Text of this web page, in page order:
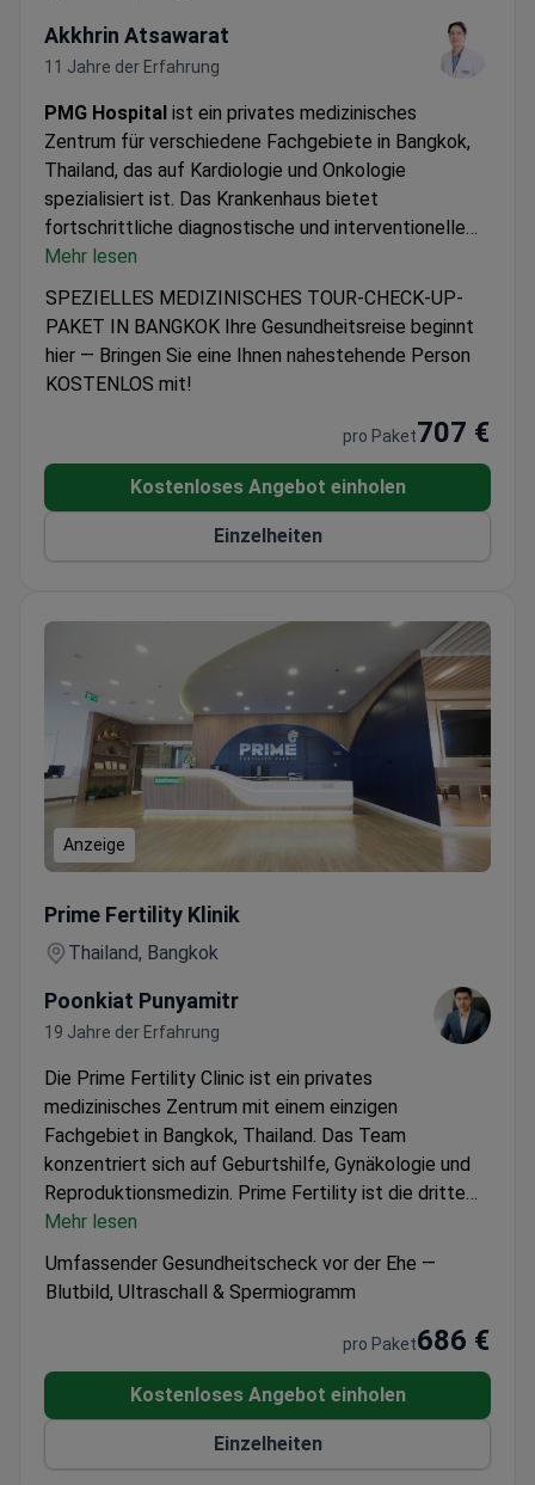
Akkhrin Atsawarat
11 Jahre der Erfahrung
PMG Hospital ist ein privates medizinisches
Zentrum für verschiedene Fachgebiete in Bangkok,
Thailand, das auf Kardiologie und Onkologie
spezialisiert ist. Das Krankenhaus bietet
fortschrittliche diagnostische und interventionelle
Verfahren an, darunter Koronarangiographie und
Karotisangioplastie mit Stenting. Das PMG Hospital
behandelt ausschließlich Erwachsene und wird am
häufigsten von Patienten aus Asien gewählt.
Mehr lesen
SPEZIELLES MEDIZINISCHES TOUR-CHECK-UP-
PAKET IN BANGKOK Ihre Gesundheitsreise beginnt
hier — Bringen Sie eine Ihnen nahestehende Person
KOSTENLOS mit!
pro Paket707 €
Kostenloses Angebot einholen
Einzelheiten
Anzeige
Prime Fertility Klinik
Thailand, Bangkok
Poonkiat Punyamitr
19 Jahre der Erfahrung
Die Prime Fertility Clinic ist ein privates
medizinisches Zentrum mit einem einzigen
Fachgebiet in Bangkok, Thailand. Das Team
konzentriert sich auf Geburtshilfe, Gynäkologie und
Reproduktionsmedizin. Prime Fertility ist die dritte
eigenständige Klinik in Thailand und die sechste
weltweit, die die JCI-Akkreditierung für ambulante
Versorgung erhalten hat. Die Klinik behandelt
ausschließlich Erwachsene. Jedes Jahr entscheiden
sich 4.000 Patienten für ihre medizinische
besuchen Patienten aus Asien, den USA, Kanada und
Australien die Klinik.
Mehr lesen
Umfassender Gesundheitscheck vor der Ehe —
Blutbild, Ultraschall & Spermiogramm
pro Paket686 €
Kostenloses Angebot einholen
Einzelheiten